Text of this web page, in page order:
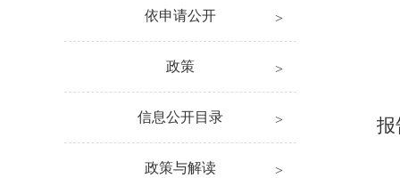
依申请公开
政策
信息公开目录
政策与解读
报